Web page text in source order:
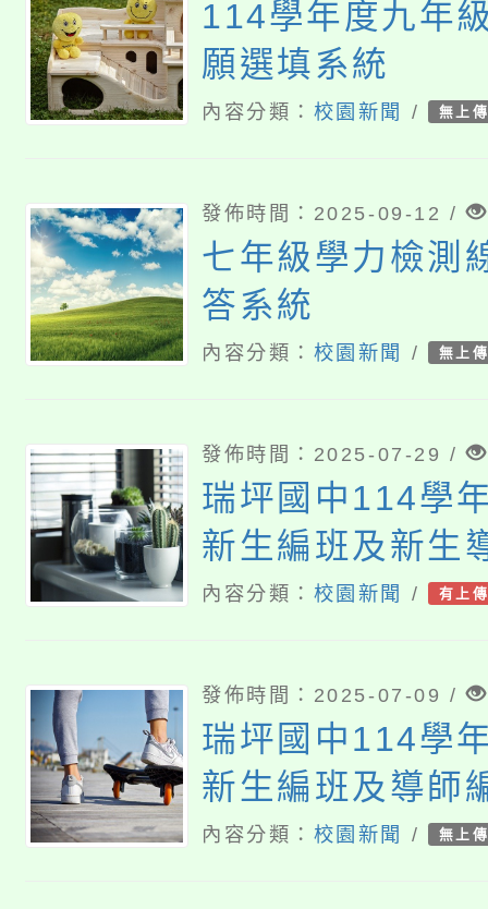
114學年度九年
願選填系統
內容分類： 校園新聞 / 無上
發佈時間：2025-09-12 /
七年級學力檢測
答系統
內容分類： 校園新聞 / 無上
發佈時間：2025-07-29 /
瑞坪國中114學
新生編班及新生
果
內容分類： 校園新聞 / 有上
發佈時間：2025-07-09 /
瑞坪國中114學
新生編班及導師
告
內容分類： 校園新聞 / 無上